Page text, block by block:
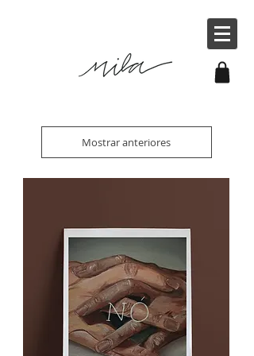
Mostrar anteriores